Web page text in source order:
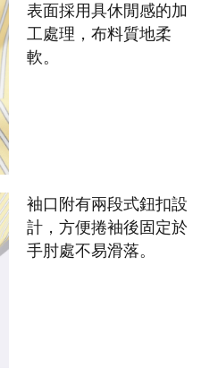
表面採用具休閒感的加
工處理，布料質地柔
軟。
袖口附有兩段式鈕扣設
計，方便捲袖後固定於
手肘處不易滑落。